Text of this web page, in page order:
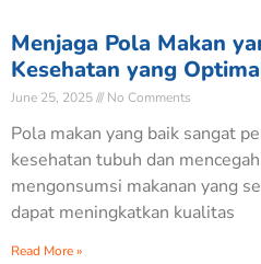
Menjaga Pola Makan
Kesehatan yang
June 25, 2025 No Comments
Pola makan yang baik sangat
kesehatan tubuh dan
mengonsumsi makanan yang
dapat meningkatkan kualitas
Read More »